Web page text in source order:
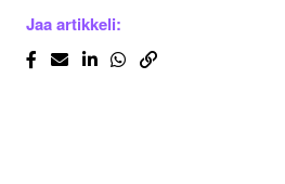
Jaa artikkeli: